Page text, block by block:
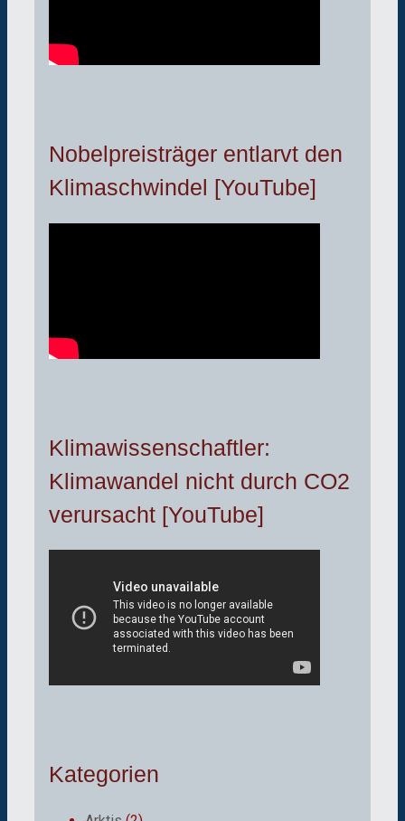
Nobelpreisträger entlarvt den
Klimaschwindel [YouTube]
Klimawissenschaftler:
Klimawandel nicht durch CO2
verursacht [YouTube]
Kategorien